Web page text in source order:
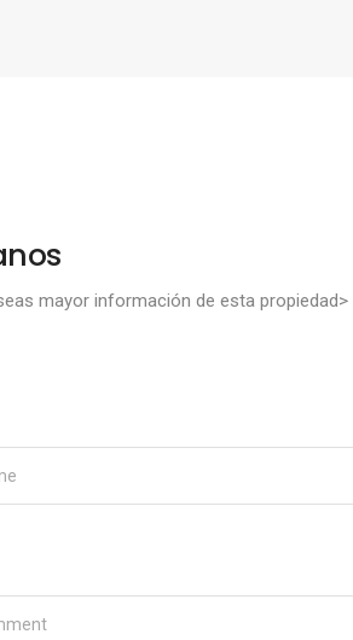
mayor información de esta propiedad>